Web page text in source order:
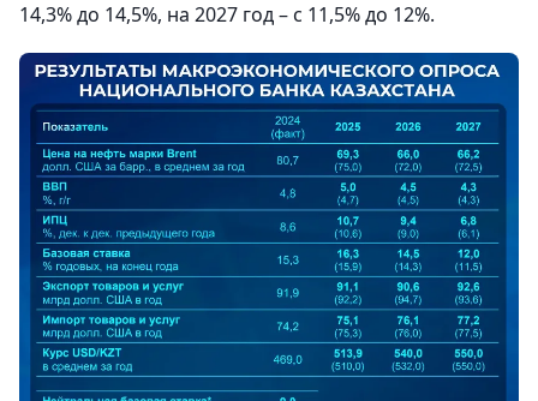
14,3% до 14,5%, на 2027 год – с 11,5% до 12%.